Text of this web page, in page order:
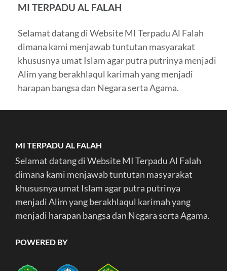
MI TERPADU AL FALAH
Selamat datang di Website MI Terpadu Al Falah
dimana kami menjawab tuntutan masyarakat
khususnya umat Islam agar putra putrinya menjadi
Alim yang berakhlaqul karimah yang menjadi
harapan bangsa dan Negara serta Agama.
MI TERPADU AL FALAH
Selamat datang di Website MI Terpadu Al Falah
dimana kami menjawab tuntutan masyarakat
khususnya umat Islam agar putra putrinya
menjadi Alim yang berakhlaqul karimah yang
menjadi harapan bangsa dan Negara serta Agama.
POWERED BY